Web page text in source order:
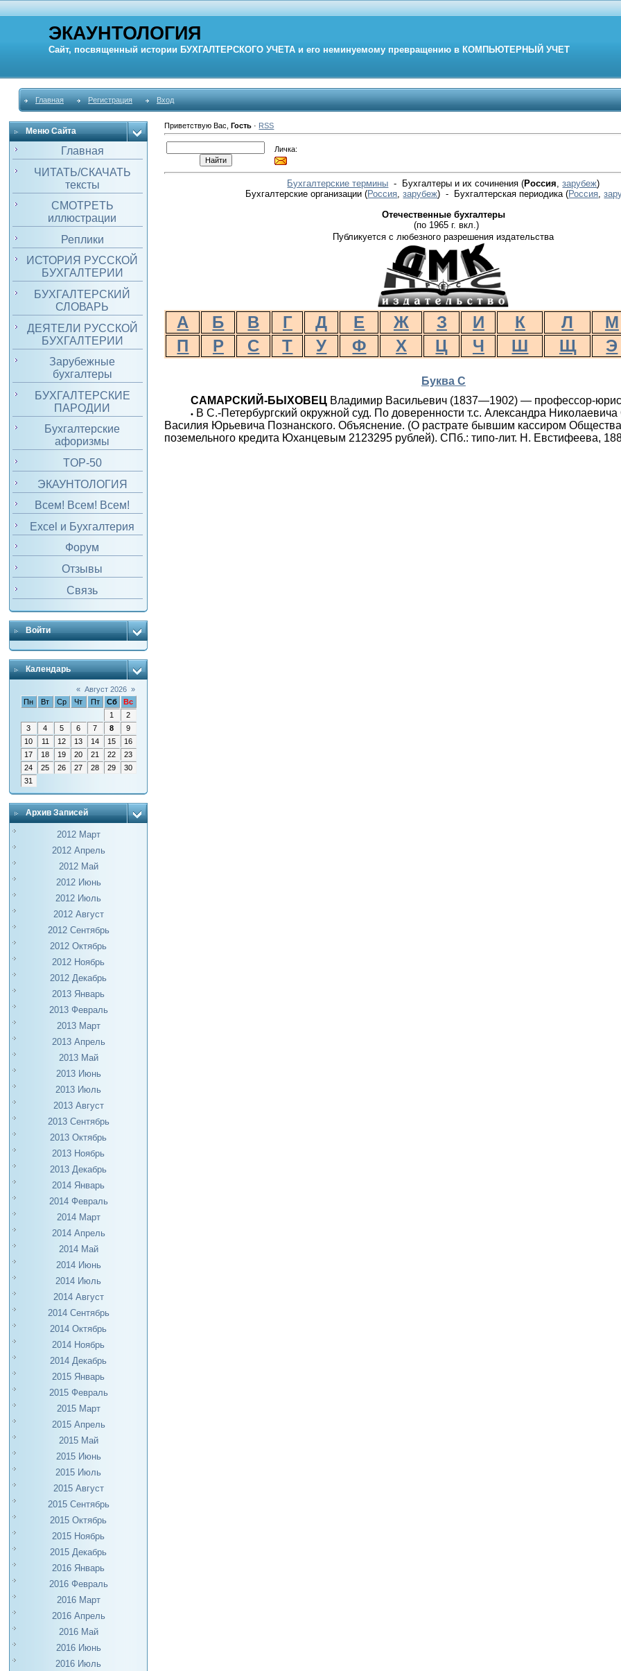
ЭКАУНТОЛОГИЯ
Сайт, посвященный истории БУХГАЛТЕРСКОГО УЧЕТА и его неминуемому превращению в КОМПЬЮТЕРНЫЙ УЧЕТ
Главная Регистрация Вход
Меню Сайта
Главная
ЧИТАТЬ/СКАЧАТЬ
тексты
СМОТРЕТЬ
иллюстрации
Реплики
ИСТОРИЯ РУССКОЙ
БУХГАЛТЕРИИ
БУХГАЛТЕРСКИЙ
СЛОВАРЬ
ДЕЯТЕЛИ РУССКОЙ
БУХГАЛТЕРИИ
Зарубежные
бухгалтеры
БУХГАЛТЕРСКИЕ
ПАРОДИИ
Бухгалтерские
афоризмы
TOP-50
ЭКАУНТОЛОГИЯ
Всем! Всем! Всем!
Excel и Бухгалтерия
Форум
Отзывы
Связь
Войти
Календарь
« Август 2026 »
Пн
Вт Ср Чт Пт Сб
Вс
1
2
3
4 5 6 7 8
9
10
11 12 13 14 15
16
17
18 19 20 21 22
23
24
25 26 27 28 29
30
31
Архив Записей
2012 Март
2012 Апрель
2012 Май
2012 Июнь
2012 Июль
2012 Август
2012 Сентябрь
2012 Октябрь
2012 Ноябрь
2012 Декабрь
2013 Январь
2013 Февраль
2013 Март
2013 Апрель
2013 Май
2013 Июнь
2013 Июль
2013 Август
2013 Сентябрь
2013 Октябрь
2013 Ноябрь
2013 Декабрь
2014 Январь
2014 Февраль
2014 Март
2014 Апрель
2014 Май
2014 Июнь
2014 Июль
2014 Август
2014 Сентябрь
2014 Октябрь
2014 Ноябрь
2014 Декабрь
2015 Январь
2015 Февраль
2015 Март
2015 Апрель
2015 Май
2015 Июнь
2015 Июль
2015 Август
2015 Сентябрь
2015 Октябрь
2015 Ноябрь
2015 Декабрь
2016 Январь
2016 Февраль
2016 Март
2016 Апрель
2016 Май
2016 Июнь
2016 Июль
Приветствую Вас ,Гость · RSS
Личка:
Бухгалтерские термины - Бухгалтеры и их сочинения (Россия ,зарубеж)
Бухгалтерские организации(Россия ,зарубеж) - Бухгалтерская периодика(Россия ,
Отечественные бухгалтеры
(по 1965 г. вкл.)
Публикуется с любезного разрешения издательства
А Б В Г Д Е Ж З И К Л М
П
Р С Т У Ф Х Ц Ч Ш Щ Э
Буква С
САМАРСКИЙ-БЫХОВЕЦ Владимир Васильевич (1837—1902) — профессор-
• В С.-Петербургский окружной суд. По доверенности т.с. Александра Николаевича
Василия Юрьевича Познанского. Объяснение. (О растрате бывшим кассиром
поземельного кредита Юханцевым 2123295 рублей). СПб.: типо-лит. Н. Евстифеева,